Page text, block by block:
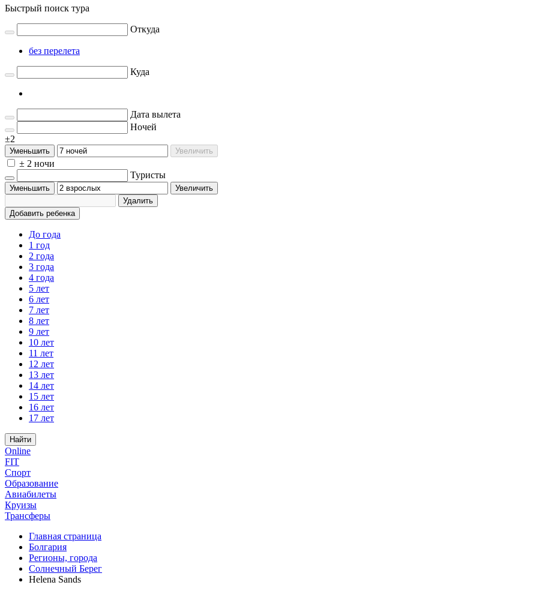
Быстрый поиск тура
Откуда
без перелета
Куда
Дата вылета
Ночей
±2
Уменьшить Увеличить
± 2 ночи
Туристы
Уменьшить
Увеличить
Удалить
Добавить ребенка
До года
1 год
2 года
3 года
4 года
5 лет
6 лет
7 лет
8 лет
9 лет
10 лет
11 лет
12 лет
13 лет
14 лет
15 лет
16 лет
17 лет
Найти
Online
FIT
Спорт
Образование
Авиабилеты
Круизы
Трансферы
Главная страница
Болгария
Регионы, города
Солнечный Берег
Helena Sands